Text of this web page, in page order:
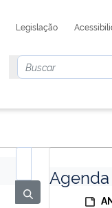
Legislação